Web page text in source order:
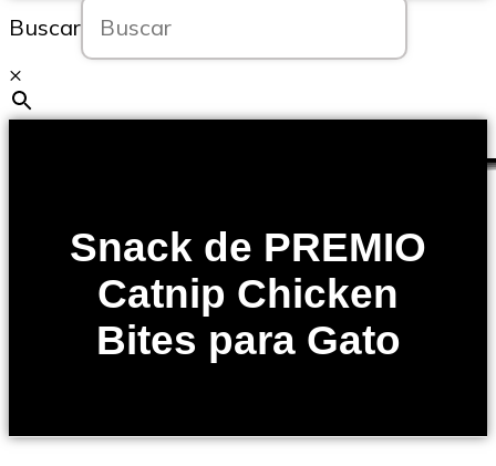
Buscar
×
Snack de PREMIO
Catnip Chicken
Bites para Gato